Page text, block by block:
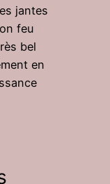
jantes
feu
bel
en